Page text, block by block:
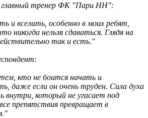
главный тренер ФК "Пари НН":
и вселить, особенно в моих ребят,
никогда нельзя сдаваться. Глядя на
так и есть."
кто не боится начать и
даже если он очень труден. Сила духа
внутри, который не угасает под
препятствия превращает в